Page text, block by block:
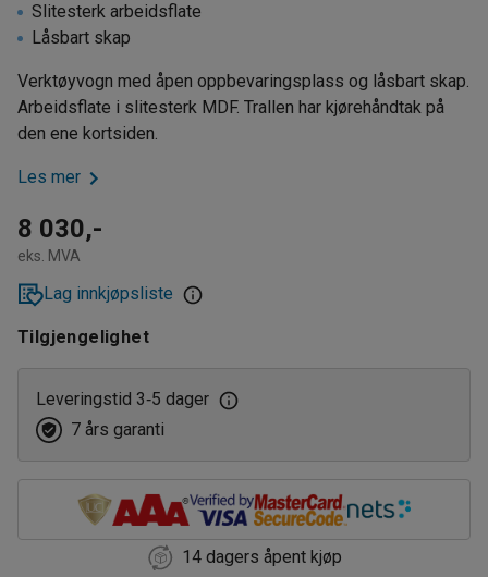
Slitesterk arbeidsflate
Låsbart skap
Verktøyvogn med åpen oppbevaringsplass og låsbart skap.
Arbeidsflate i slitesterk MDF. Trallen har kjørehåndtak på
den ene kortsiden.
Les mer
8 030,-
eks. MVA
Lag innkjøpsliste
Tilgjengelighet
Leveringstid 3‑5 dager
7 års garanti
14 dagers åpent kjøp